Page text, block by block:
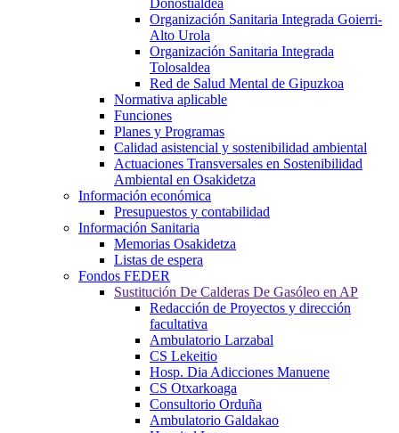
Donostialdea
Organización Sanitaria Integrada Goierri-
Alto Urola
Organización Sanitaria Integrada
Tolosaldea
Red de Salud Mental de Gipuzkoa
Normativa aplicable
Funciones
Planes y Programas
Calidad asistencial y sostenibilidad ambiental
Actuaciones Transversales en Sostenibilidad
Ambiental en Osakidetza
Información económica
Presupuestos y contabilidad
Información Sanitaria
Memorias Osakidetza
Listas de espera
Fondos FEDER
Sustitución De Calderas De Gasóleo en AP
Redacción de Proyectos y dirección
facultativa
Ambulatorio Larzabal
CS Lekeitio
Hosp. Dia Adicciones Manuene
CS Otxarkoaga
Consultorio Orduña
Ambulatorio Galdakao